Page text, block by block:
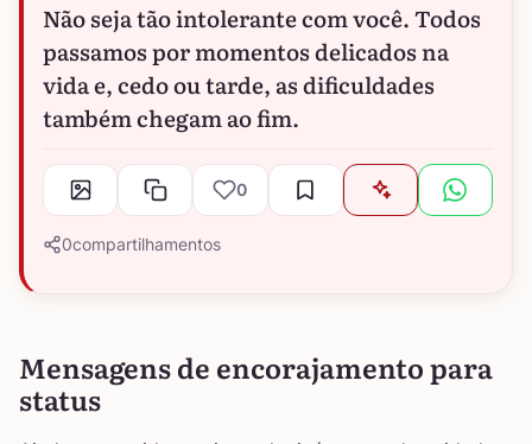
Não seja tão intolerante com você. Todos
passamos por momentos delicados na
vida e, cedo ou tarde, as dificuldades
também chegam ao fim.
0
0compartilhamentos
Mensagens de encorajamento para
status